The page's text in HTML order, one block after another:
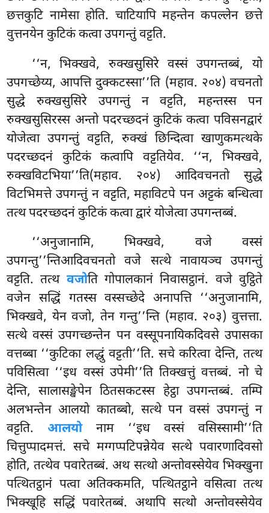
छत्तकुटि नामेसाहोति. चाटियापि महन्तेन कपल्लेन छत्ते
वुत्तनयेन कुटिकं कत्वा उपगन्तुं वट्टति.
‘‘न, भिक्खवे, रुक्खसुसिरे वस्सं उपगन्तब्बं, यो
उपगच्छेय्य, आपत्ति दुक्कटस्सा’’ति (महाव. २०४) वचनतो
सुद्धे रुक्खसुसिरे उपगन्तुं न वट्टति, महन्तस्स पन
रुक्खसुसिरस्स अन्तो पदरच्छदनं कुटिकं कत्वा पविसनद्वारं
योजेत्वा उपगन्तुं वट्टति, रुक्खं छिन्दित्वा खाणुकमत्थके
पदरच्छदनं कुटिकं कत्वापि वट्टतियेव. ‘‘न, भिक्खवे,
रुक्खविटभिया’’ति(महाव. २०४) आदिवचनतो सुद्धे
विटभिमत्ते उपगन्तुं न वट्टति, महाविटपे पन अट्टकं बन्धित्वा
तत्थ पदरच्छदनं कुटिकं कत्वा द्वारं योजेत्वा उपगन्तब्बं.
‘‘अनुजानामि, भिक्खवे, वजे वस्सं
उपगन्तु’’न्तिआदिवचनतो वजे सत्थे नावायञ्च उपगन्तुं
वट्टति. तत्थ वजोति गोपालकानं निवासट्ठानं. वजे वुट्ठिते
वजेन सद्धिं गतस्स वस्सच्छेदे अनापत्ति ‘‘अनुजानामि,
भिक्खवे, येन वजो, तेन गन्तु’’न्ति (महाव. २०३) वुत्तत्ता.
सत्थेवस्सं उपगच्छन्तेन पन वस्सूपनायिकदिवसे उपासका
वत्तब्बा ‘‘कुटिका लद्धुं वट्टती’’ति. सचे करित्वा देन्ति, तत्थ
पविसित्वा ‘‘इध वस्सं उपेमी’’ति तिक्खत्तुं वत्तब्बं. नो चे
देन्ति, सालासङ्खेपेन ठितसकटस्स हेट्ठा उपगन्तब्बं. तम्पि
अलभन्तेन आलयो कातब्बो, सत्थे पन वस्सं उपगन्तुं न
वट्टति.आलयोनाम ‘‘इध वस्सं वसिस्सामी’’ति
चित्तुप्पादमत्तं. सचे मग्गप्पटिपन्नेयेव सत्थे पवारणादिवसो
होति, तत्थेव पवारेतब्बं. अथ सत्थो अन्तोवस्सेयेव भिक्खुना
पत्थितट्ठानं पत्वा अतिक्कमति, पत्थितट्ठाने वसित्वा तत्थ
भिक्खूहि सद्धिं पवारेतब्बं. अथापि सत्थो अन्तोवस्सेयेव